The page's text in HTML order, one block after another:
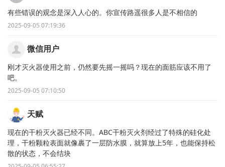
有些错误的观念是深入人心的。你宣传路遥很多人是不相信的
2025-09-05 07:19:36
微信用户
刚才灭火器使用之前，仍然要先摇一摇吗？现在的面筋应该不用了
吧。
2025-09-05 07:10:50
天赋
现在的干粉灭火器已经不同。ABC干粉灭火剂经过了特殊的硅化处
理，干粉颗粒表面就像裹了一层防水膜，就算放上5年，也能保持松
散的状态，不会结块